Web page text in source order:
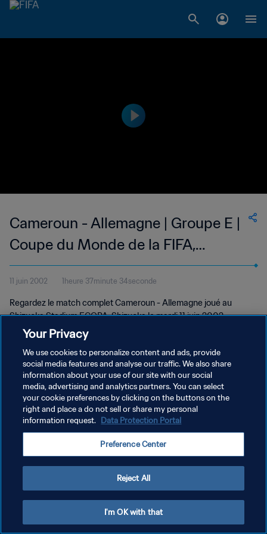
Cameroun - Allemagne | Groupe E |
Coupe du Monde de la FIFA,
Corée/Japon 2002™ | Match
complet
11 juin 2002 1heure 37minute 34seconde
Regardez le match complet Cameroun - Allemagne joué au
Shizuoka Stadium ECOPA, Shizuoka le mardi 11 juin 2002.
POLITIQUE DE CONFIDENTIALITÉ
CONDITIONS D'UTILISATION
GÉRER VOS PRÉFÉRENCES SUR LES COOKIES
Your Privacy
We use cookies to personalize content and ads, provide
social media features and analyse our traffic. We also share
information about your use of our site with our social
media, advertising and analytics partners. You can select
your cookie preferences by clicking on the buttons on the
right and place a do not sell or share my personal
information request. Data Protection Portal
Preference Center
Reject All
I'm OK with that